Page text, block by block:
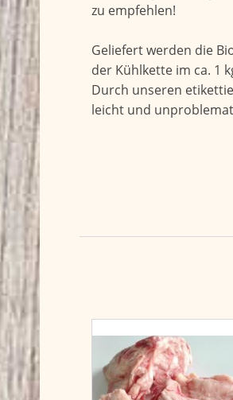
zu empfehlen!
Geliefert werden die
der Kühlkette im ca. 1
Durch unseren
leicht und